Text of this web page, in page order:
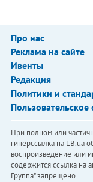
Про нас
Реклама на сайте
Ивенты
Редакция
Политики и
Пользовательское
При полном или
гиперссылка на LB.ua
воспроизведение или
содержится ссылка на
Группа" запрещено.